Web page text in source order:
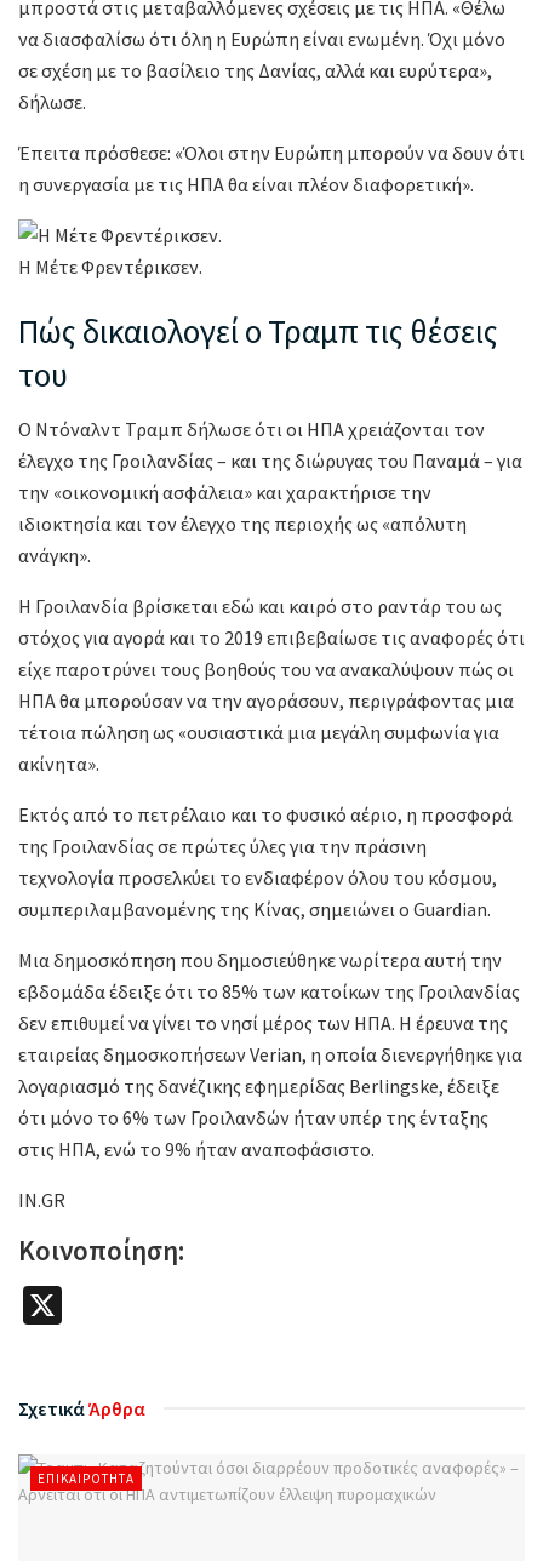
μπροστά στις μεταβαλλόμενες σχέσεις με τις ΗΠΑ. «Θέλω
να διασφαλίσω ότι όλη η Ευρώπη είναι ενωμένη. Όχι μόνο
σε σχέση με το βασίλειο της Δανίας, αλλά και ευρύτερα»,
δήλωσε.
Έπειτα πρόσθεσε: «Όλοι στην Ευρώπη μπορούν να δουν ότι
η συνεργασία με τις ΗΠΑ θα είναι πλέον διαφορετική».
Η Μέτε Φρεντέρικσεν.
Πώς δικαιολογεί ο Τραμπ τις θέσεις
του
Ο Ντόναλντ Τραμπ δήλωσε ότι οι ΗΠΑ χρειάζονται τον
έλεγχο της Γροιλανδίας – και της διώρυγας του Παναμά – για
την «οικονομική ασφάλεια» και χαρακτήρισε την
ιδιοκτησία και τον έλεγχο της περιοχής ως «απόλυτη
ανάγκη».
Η Γροιλανδία βρίσκεται εδώ και καιρό στο ραντάρ του ως
στόχος για αγορά και το 2019 επιβεβαίωσε τις αναφορές ότι
είχε παροτρύνει τους βοηθούς του να ανακαλύψουν πώς οι
ΗΠΑ θα μπορούσαν να την αγοράσουν, περιγράφοντας μια
τέτοια πώληση ως «ουσιαστικά μια μεγάλη συμφωνία για
ακίνητα».
Εκτός από το πετρέλαιο και το φυσικό αέριο, η προσφορά
της Γροιλανδίας σε πρώτες ύλες για την πράσινη
τεχνολογία προσελκύει το ενδιαφέρον όλου του κόσμου,
συμπεριλαμβανομένης της Κίνας, σημειώνει ο Guardian.
Μια δημοσκόπηση που δημοσιεύθηκε νωρίτερα αυτή την
εβδομάδα έδειξε ότι το 85% των κατοίκων της Γροιλανδίας
δεν επιθυμεί να γίνει το νησί μέρος των ΗΠΑ. Η έρευνα της
εταιρείας δημοσκοπήσεων Verian, η οποία διενεργήθηκε για
λογαριασμό της δανέζικης εφημερίδας Berlingske, έδειξε
ότι μόνο το 6% των Γροιλανδών ήταν υπέρ της ένταξης
στις ΗΠΑ, ενώ το 9% ήταν αναποφάσιστο.
IN.GR
Κοινοποίηση:
ΣχετικάΆρθρα
ΕΠΙΚΑΙΡΌΤΗΤΑ